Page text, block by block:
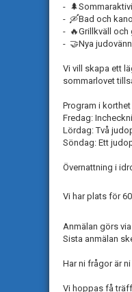
-
- 🛶Bad och
- 🔥Grillkväll och
- 🤝Nya
Vi vill skapa ett
sommarlovet
Program i korthet
Fredag:
Lördag: Två
Söndag: Ett
Övernattning i
Vi har plats för
Anmälan görs
Sista anmälan
Har ni frågor är
Vi hoppas få